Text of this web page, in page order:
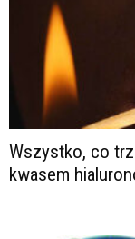
Wszystko, co
kwasem